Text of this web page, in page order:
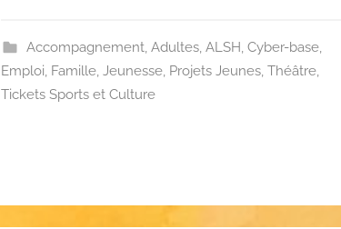
Accompagnement, Adultes, ALSH, Cyber-base,
Emploi, Famille,Jeunesse, Projets Jeunes,Théâtre,
Tickets Sports et Culture